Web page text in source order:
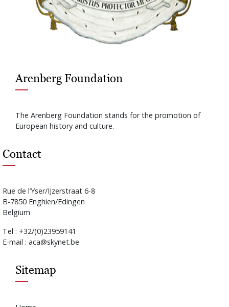
Arenberg Foundation
The Arenberg Foundation stands for the promotion of
European history and culture.
Contact
Rue de l’Yser/IJzerstraat 6-8
B-7850 Enghien/Edingen
Belgium
Tel : +32/(0)23959141
E-mail : aca@skynet.be
Sitemap